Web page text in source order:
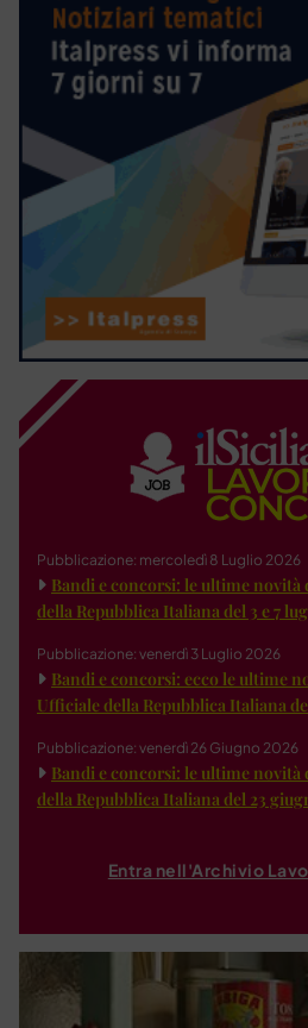
Pubblicazione: mercoledì 8 Luglio 2026
Bandi e concorsi: le ultime novità
della Repubblica Italiana del 3 e 7
Pubblicazione: venerdì 3 Luglio 2026
Bandi e concorsi: ecco le ultime
Ufficiale della Repubblica Italiana
Pubblicazione: venerdì 26 Giugno 2026
Bandi e concorsi: le ultime novità
della Repubblica Italiana del 23
Entra nell'Archivio